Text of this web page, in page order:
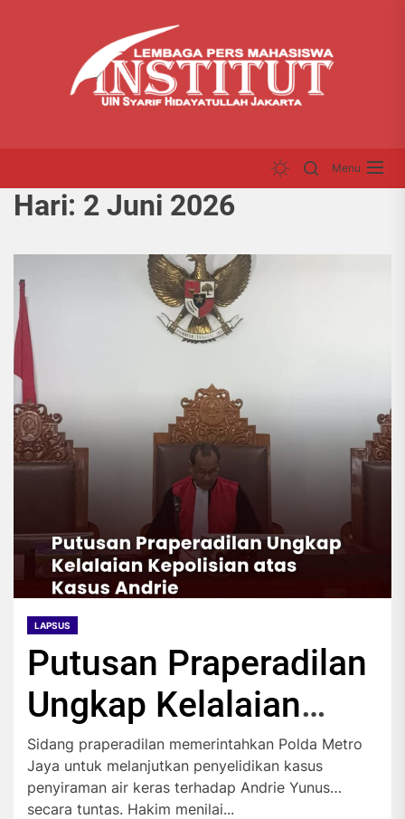
Menu
Hari: 2 Juni 2026
LAPSUS
Putusan Praperadilan
Ungkap Kelalaian
Kepolisian atas Kasus
Andrie
Sidang praperadilan memerintahkan Polda Metro
Jaya untuk melanjutkan penyelidikan kasus
penyiraman air keras terhadap Andrie Yunus
secara tuntas. Hakim menilai...